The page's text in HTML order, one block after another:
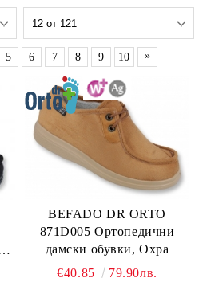
5 6 7 8 9 10 »
BEFADO DR ORTO
871D005 Ортопедични
дамски обувки, Охра
€40.85
79.90лв.